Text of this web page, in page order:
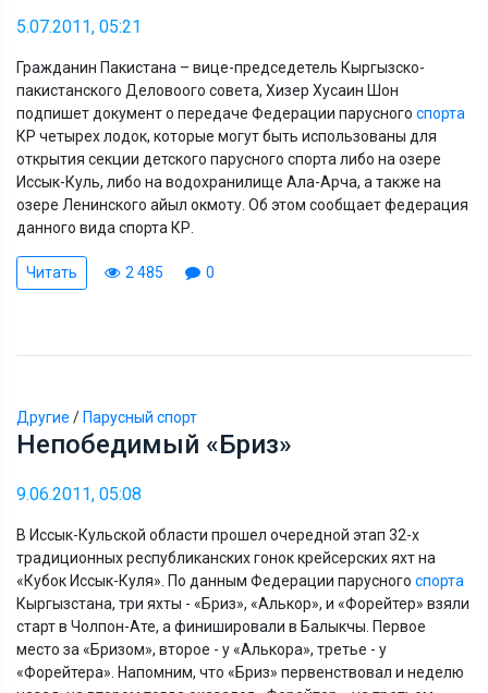
5.07.2011, 05:21
Гражданин Пакистана – вице-председетель Кыргызско-
пакистанского Деловоого совета, Хизер Хусаин Шон
подпишет документ о передаче Федерации парусного спорта
КР четырех лодок, которые могут быть использованы для
открытия секции детского парусного спорта либо на озере
Иссык-Куль, либо на водохранилище Ала-Арча, а также на
озере Ленинского айыл окмоту. Об этом сообщает федерация
данного вида спорта КР.
Читать 2 485 0
Другие / Парусный спорт
Непобедимый «Бриз»
9.06.2011, 05:08
В Иссык-Кульской области прошел очередной этап 32-х
традиционных республиканских гонок крейсерских яхт на
«Кубок Иссык-Куля». По данным Федерации парусного спорта
Кыргызстана, три яхты - «Бриз», «Алькор», и «Форейтер» взяли
старт в Чолпон-Ате, а финишировали в Балыкчы. Первое
место за «Бризом», второе - у «Алькора», третье - у
«Форейтера». Напомним, что «Бриз» первенствовал и неделю